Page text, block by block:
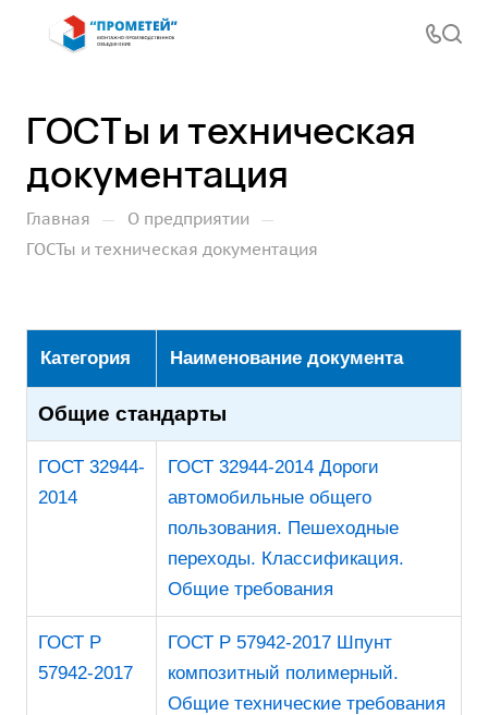
ГОСТы и техническая
документация
Главная — О предприятии —
ГОСТы и техническая документация
Категория Наименование документа
Общие стандарты
ГОСТ 32944-
2014
ГОСТ 32944-2014 Дороги
автомобильные общего
пользования. Пешеходные
переходы. Классификация.
Общие требования
ГОСТ Р
57942-2017
ГОСТ Р 57942-2017 Шпунт
композитный полимерный.
Общие технические требования